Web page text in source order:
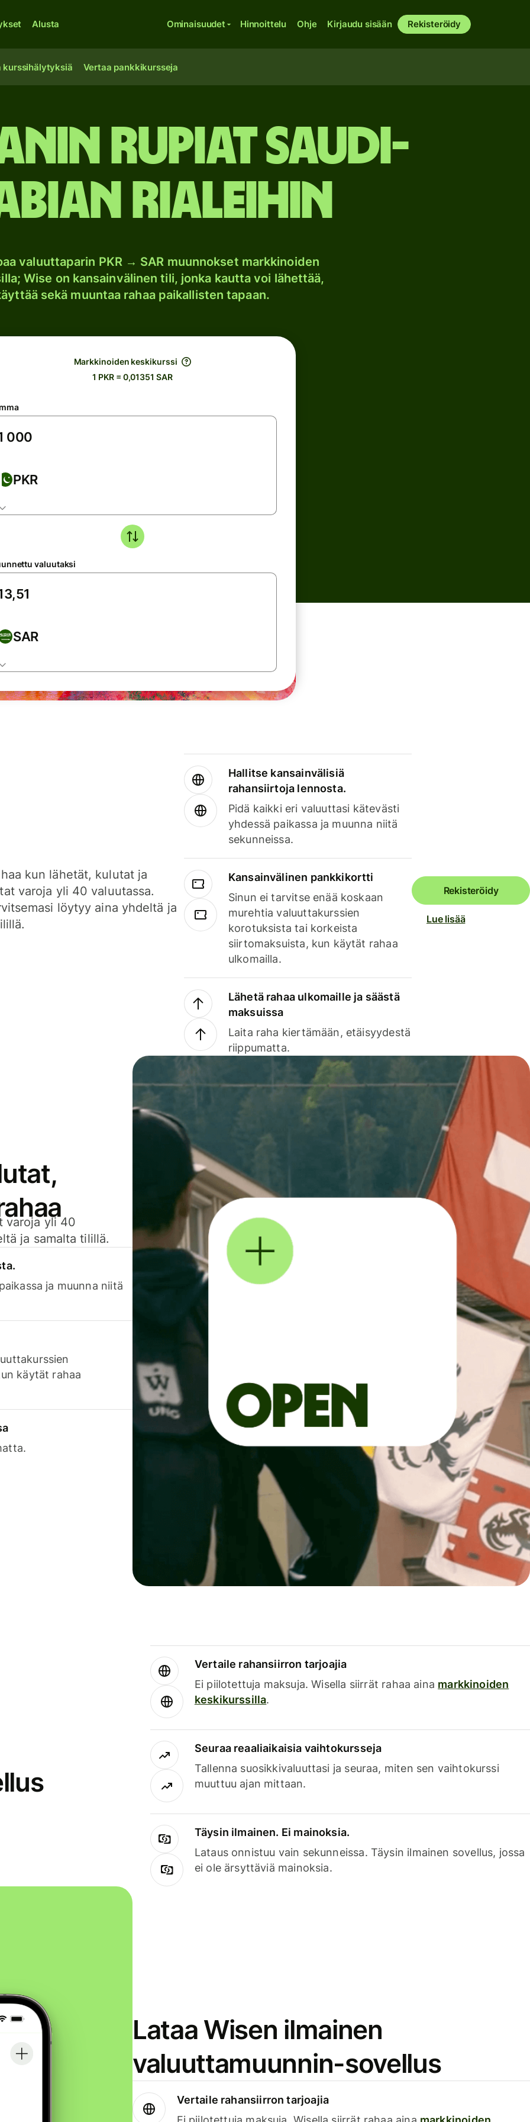
Alusta Ominaisuudet Hinnoittelu Ohje Kirjaudu sisään Rekisteröidy
kurssihälytyksiä Vertaa pankkikursseja
rupiat Saudi-
rialeihin
valuuttaparin PKR → SAR muunnokset markkinoiden
Wise on kansainvälinen tili, jonka kautta voi lähettää,
sekä muuntaa rahaa paikallisten tapaan.
Markkinoiden keskikurssi
1 PKR = 0,01351 SAR
PKR
valuutaksi
SAR
kun lähetät, kulutat ja
varoja yli 40 valuutassa.
löytyy aina yhdeltä ja
Hallitse kansainvälisiä
rahansiirtoja lennosta.
Pidä kaikki eri valuuttasi kätevästi
yhdessä paikassa ja muunna niitä
sekunneissa.
Kansainvälinen pankkikortti
Sinun ei tarvitse enää koskaan
murehtia valuuttakurssien
korotuksista tai korkeista
siirtomaksuista, kun käytät rahaa
ulkomailla.
Lähetä rahaa ulkomaille ja säästä
maksuissa
Laita raha kiertämään, etäisyydestä
riippumatta.
Rekisteröidy
Lue lisää
varoja yli 40
ja samalta tilillä.
ja muunna niitä
käytät rahaa
Vertaile rahansiirron tarjoajia
Ei piilotettuja maksuja. Wisella siirrät rahaa aina markkinoiden
keskikurssilla.
Seuraa reaaliaikaisia vaihtokursseja
Tallenna suosikkivaluuttasi ja seuraa, miten sen vaihtokurssi
muuttuu ajan mittaan.
Täysin ilmainen. Ei mainoksia.
Lataus onnistuu vain sekunneissa. Täysin ilmainen sovellus, jossa
ei ole ärsyttäviä mainoksia.
Lataa Wisen ilmainen
valuuttamuunnin-sovellus
Vertaile rahansiirron tarjoajia